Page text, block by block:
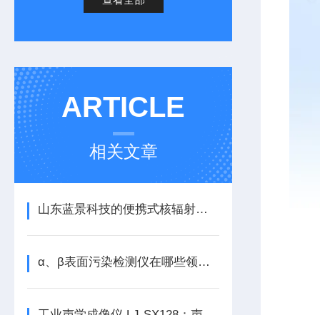
ARTICLE
相关文章
山东蓝景科技的便携式核辐射表面污染检测仪保障辐射环境安全
α、β表面污染检测仪在哪些领域得到应用？